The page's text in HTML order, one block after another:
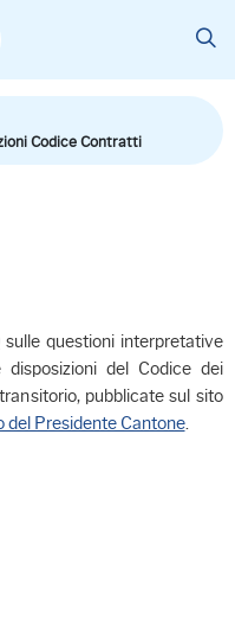
Codice Contratti
sulle questioni interpretative
disposizioni del Codice dei
pubblicate sul sito
del Presidente Cantone.